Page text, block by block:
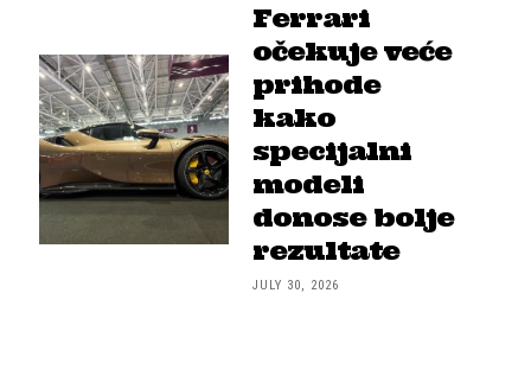
Ferrari
očekuje veće
prihode
kako
specijalni
modeli
donose bolje
rezultate
JULY 30, 2026